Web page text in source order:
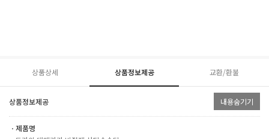
상품상세 상품정보제공 교환/환불
상품정보제공 내용숨기기
ㆍ제품명